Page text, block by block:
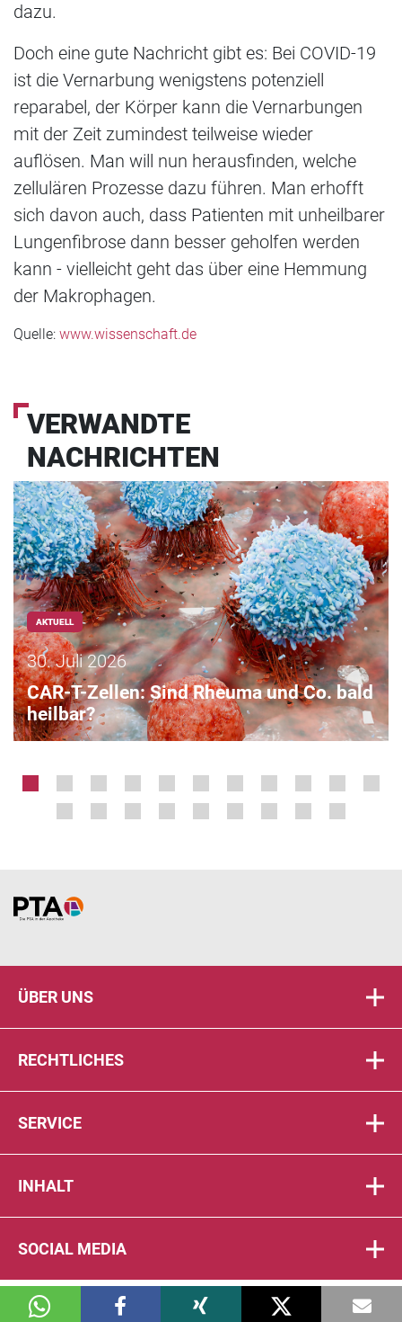
dazu.
Doch eine gute Nachricht gibt es: Bei COVID-19
ist die Vernarbung wenigstens potenziell
reparabel, der Körper kann die Vernarbungen
mit der Zeit zumindest teilweise wieder
auflösen. Man will nun herausfinden, welche
zellulären Prozesse dazu führen. Man erhofft
sich davon auch, dass Patienten mit unheilbarer
Lungenfibrose dann besser geholfen werden
kann - vielleicht geht das über eine Hemmung
der Makrophagen.
Quelle: www.wissenschaft.de
VERWANDTE
NACHRICHTEN
AKTUELL
30. Juli 2026
CAR-T-Zellen: Sind Rheuma und Co. bald
heilbar?
Home
ÜBER UNS
RECHTLICHES
SERVICE
INHALT
SOCIAL MEDIA
© 2026 DIE PTA IN DER APOTHEKE